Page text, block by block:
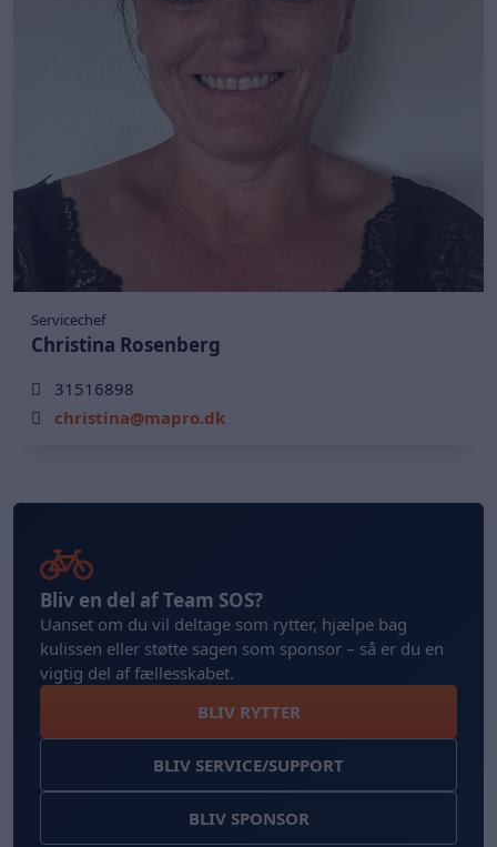
Servicechef
Christina Rosenberg
31516898
christina@mapro.dk
Bliv en del af Team SOS?
Uanset om du vil deltage som rytter, hjælpe bag
kulissen eller støtte sagen som sponsor – så er du en
vigtig del af fællesskabet.
BLIV RYTTER
BLIV SERVICE/SUPPORT
BLIV SPONSOR